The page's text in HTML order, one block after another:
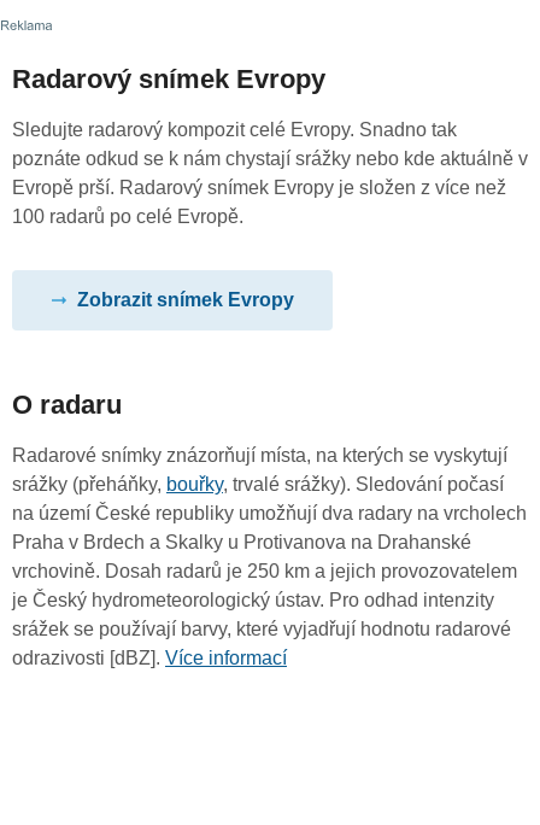
Radarový snímek Evropy
Sledujte radarový kompozit celé Evropy. Snadno tak
poznáte odkud se k nám chystají srážky nebo kde aktuálně v
Evropě prší. Radarový snímek Evropy je složen z více než
100 radarů po celé Evropě.
Zobrazit snímek Evropy
O radaru
Radarové snímky znázorňují místa, na kterých se vyskytují
srážky (přeháňky, bouřky, trvalé srážky). Sledování počasí
na území České republiky umožňují dva radary na vrcholech
Praha v Brdech a Skalky u Protivanova na Drahanské
vrchovině. Dosah radarů je 250 km a jejich provozovatelem
je Český hydrometeorologický ústav. Pro odhad intenzity
srážek se používají barvy, které vyjadřují hodnotu radarové
odrazivosti [dBZ]. Více informací